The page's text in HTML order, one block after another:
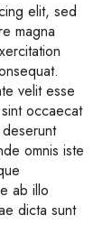
elit, sed
magna
velit esse
occaecat
omnis iste
ab illo
dicta sunt